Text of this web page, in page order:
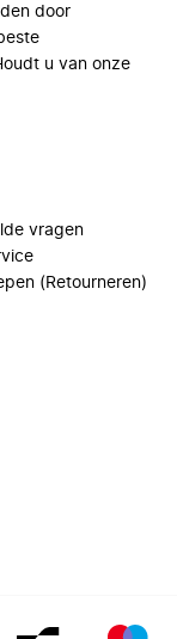
door
u van onze
vragen
(Retourneren)